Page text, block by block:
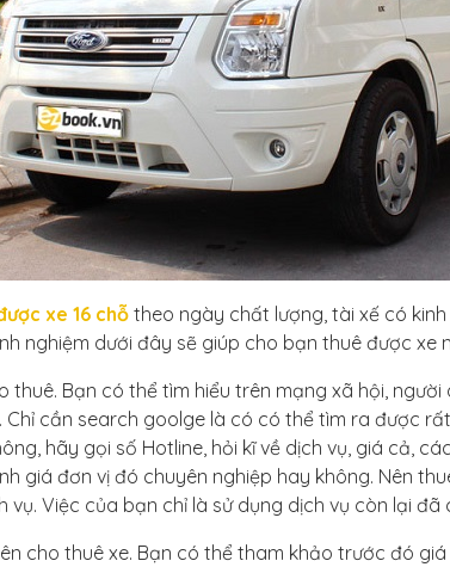
xe 16 chỗ theo ngày chất lượng, tài xế có
nghiệm dưới đây sẽ giúp cho bạn thuê được xe
thuê. Bạn có thể tìm hiểu trên mạng xã hội,
Chỉ cần search goolge là có có thể tìm ra được
hãy gọi số Hotline, hỏi kĩ về dịch vụ, giá cả,
giá đơn vị đó chuyên nghiệp hay không. Nên
vụ. Việc của bạn chỉ là sử dụng dịch vụ còn lại đã
cho thuê xe. Bạn có thể tham khảo trước đó